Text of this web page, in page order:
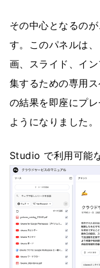
その中心となるの
す。このパネルは
画、スライド、イ
集するための専用
の結果を即座にプ
ようになりました。
Studio で利用可能